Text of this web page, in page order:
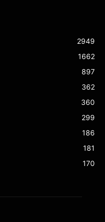
2949
1662
897
362
360
299
186
181
170